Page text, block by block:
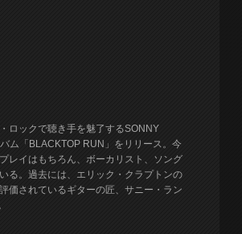
ロックで聴き手を魅了するSONNY
ム「BLACKTOP RUN」をリリース。今
レイはもちろん、ボーカリスト、ソング
る。過去には、エリック・クラプトンの
価されているギターの匠、サニー・ラン